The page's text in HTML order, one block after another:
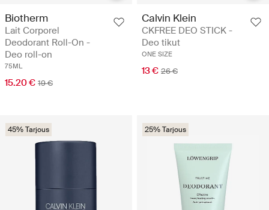
Biotherm
Lait Corporel
Deodorant Roll-On -
Deo roll-on
75ML
15.20 € 19 €
Calvin Klein
CKFREE DEO STICK -
Deo tikut
ONE SIZE
13 € 26 €
45% Tarjous 25% Tarjous